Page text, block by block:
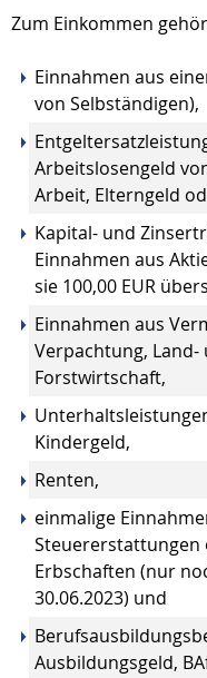
Zum Einkommen
Einnahmen aus
von Selbständigen),
Arbeitslosengeld
Arbeit, Elterngeld
Kapital- und
Einnahmen aus
sie 100,00 EUR
Einnahmen aus
Verpachtung, Land-
Forstwirtschaft,
Kindergeld,
Renten,
einmalige
Steuererstattungen
Erbschaften (nur
30.06.2023) und
Ausbildungsgeld,